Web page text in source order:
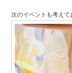
次のイベントも考え